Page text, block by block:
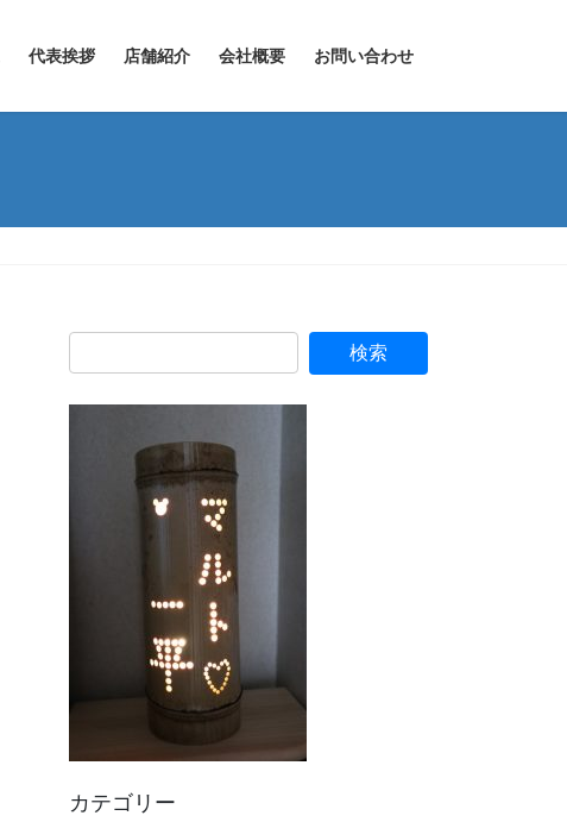
代表挨拶 店舗紹介 会社概要 お問い合わせ
カテゴリー